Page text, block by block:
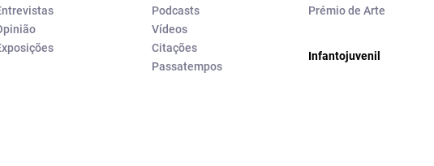
Podcasts
Vídeos
Citações
Passatempos
Prémio de Arte
Infantojuvenil